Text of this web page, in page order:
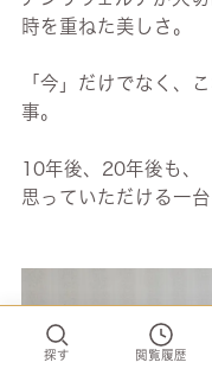
時を重ねた美しさ。
「今」だけでなく、
事。
10年後、20年後も、
思っていただける一
探す 閲覧履歴